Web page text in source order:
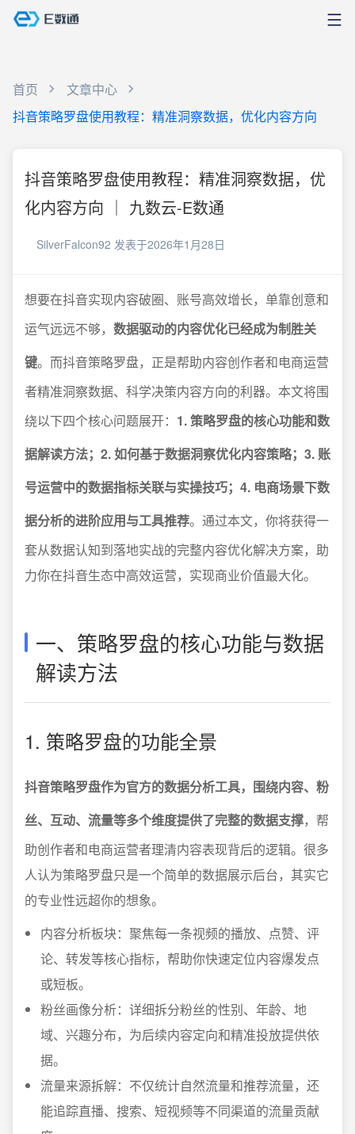
首页
文章中心
抖音策略罗盘使用教程：精准洞察数据，优化内容方向
抖音策略罗盘使用教程：精准洞察数据，优
化内容方向 ｜ 九数云-E数通
SilverFalcon92 发表于2026年1月28日
想要在抖音实现内容破圈、账号高效增长，单靠创意和
运气远远不够， 数据驱动的内容优化已经成为制胜关
键。而抖音策略罗盘，正是帮助内容创作者和电商运营
者精准洞察数据、科学决策内容方向的利器。本文将围
绕以下四个核心问题展开： 1. 策略罗盘的核心功能和数
据解读方法；2. 如何基于数据洞察优化内容策略；3. 账
号运营中的数据指标关联与实操技巧；4. 电商场景下数
据分析的进阶应用与工具推荐。通过本文，你将获得一
套从数据认知到落地实战的完整内容优化解决方案，助
力你在抖音生态中高效运营，实现商业价值最大化。
一、策略罗盘的核心功能与数据
解读方法
1. 策略罗盘的功能全景
抖音策略罗盘作为官方的数据分析工具，围绕内容、粉
丝、互动、流量等多个维度提供了完整的数据支撑，帮
助创作者和电商运营者理清内容表现背后的逻辑。很多
人认为策略罗盘只是一个简单的数据展示后台，其实它
的专业性远超你的想象。
内容分析板块：聚焦每一条视频的播放、点赞、评
论、转发等核心指标，帮助你快速定位内容爆发点
或短板。
粉丝画像分析：详细拆分粉丝的性别、年龄、地
域、兴趣分布，为后续内容定向和精准投放提供依
据。
流量来源拆解：不仅统计自然流量和推荐流量，还
能追踪直播、搜索、短视频等不同渠道的流量贡献